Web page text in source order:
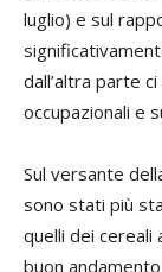
luglio) e sul
dall’altra parte
occupazionali e
Sul versante
sono stati più
quelli dei cereali
buon